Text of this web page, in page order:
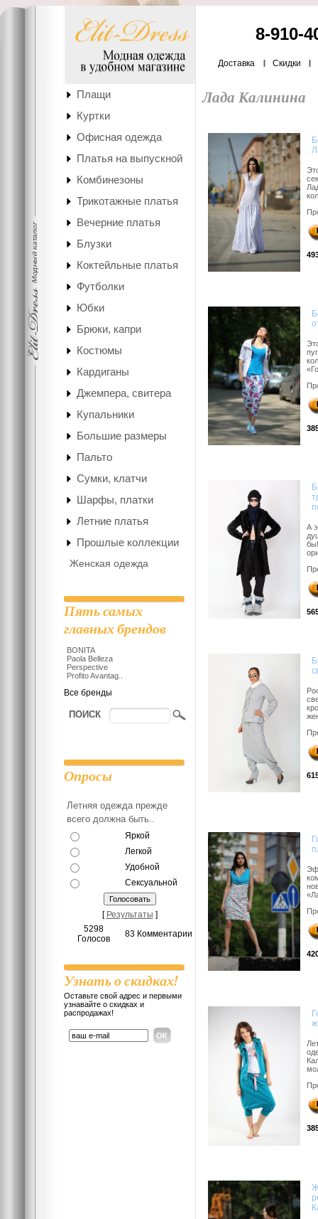
8-910-
Доставка Скидки
Плащи
Куртки
Офисная одежда
Платья на выпускной
Комбинезоны
Трикотажные платья
Вечерние платья
Блузки
Коктейльные платья
Футболки
Юбки
Брюки, капри
Костюмы
Кардиганы
Джемпера, свитера
Купальники
Большие размеры
Пальто
Сумки, клатчи
Шарфы, платки
Летние платья
Прошлые коллекции
Женская одежда
Пять самых
главных брендов
BONITA
Paola Belleza
Perspective
Profito Avantag..
Все бренды
ПОИСК
Опросы
Летняя одежда прежде
всего должна быть..
Яркой
Легкой
Удобной
Сексуальной
[ Результаты ]
5298
Голосов
83 Комментарии
Узнать о скидках!
Оставьте свой адрес и первыми
узнавайте о скидках и
распродажах!
Лада Калинина
А